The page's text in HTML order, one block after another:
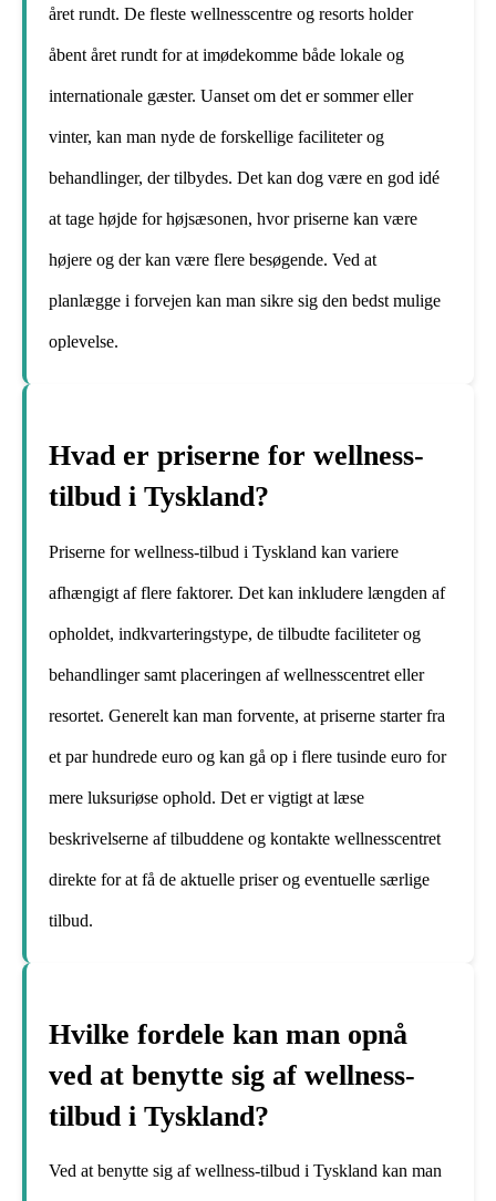
året rundt. De fleste wellnesscentre og resorts holder
åbent året rundt for at imødekomme både lokale og
internationale gæster. Uanset om det er sommer eller
vinter, kan man nyde de forskellige faciliteter og
behandlinger, der tilbydes. Det kan dog være en god idé
at tage højde for højsæsonen, hvor priserne kan være
højere og der kan være flere besøgende. Ved at
planlægge i forvejen kan man sikre sig den bedst mulige
oplevelse.
Hvad er priserne for wellness-
tilbud i Tyskland?
Priserne for wellness-tilbud i Tyskland kan variere
afhængigt af flere faktorer. Det kan inkludere længden af
opholdet, indkvarteringstype, de tilbudte faciliteter og
behandlinger samt placeringen af wellnesscentret eller
resortet. Generelt kan man forvente, at priserne starter fra
et par hundrede euro og kan gå op i flere tusinde euro for
mere luksuriøse ophold. Det er vigtigt at læse
beskrivelserne af tilbuddene og kontakte wellnesscentret
direkte for at få de aktuelle priser og eventuelle særlige
tilbud.
Hvilke fordele kan man opnå
ved at benytte sig af wellness-
tilbud i Tyskland?
Ved at benytte sig af wellness-tilbud i Tyskland kan man